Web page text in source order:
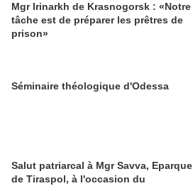
Mgr Irinarkh de Krasnogorsk : «Notre
tâche est de préparer les prêtres de
prison»
Séminaire théologique d'Odessa
Salut patriarcal à Mgr Savva, Eparque
de Tiraspol, à l'occasion du